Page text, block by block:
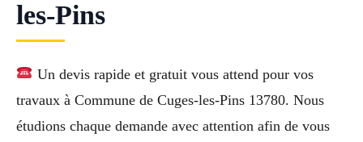
les-Pins
Un devis rapide et gratuit vous attend pour vos
travaux à Commune de Cuges-les-Pins 13780. Nous
étudions chaque demande avec attention afin de vous